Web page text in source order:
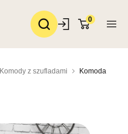
0
Komody z szufladami Komoda